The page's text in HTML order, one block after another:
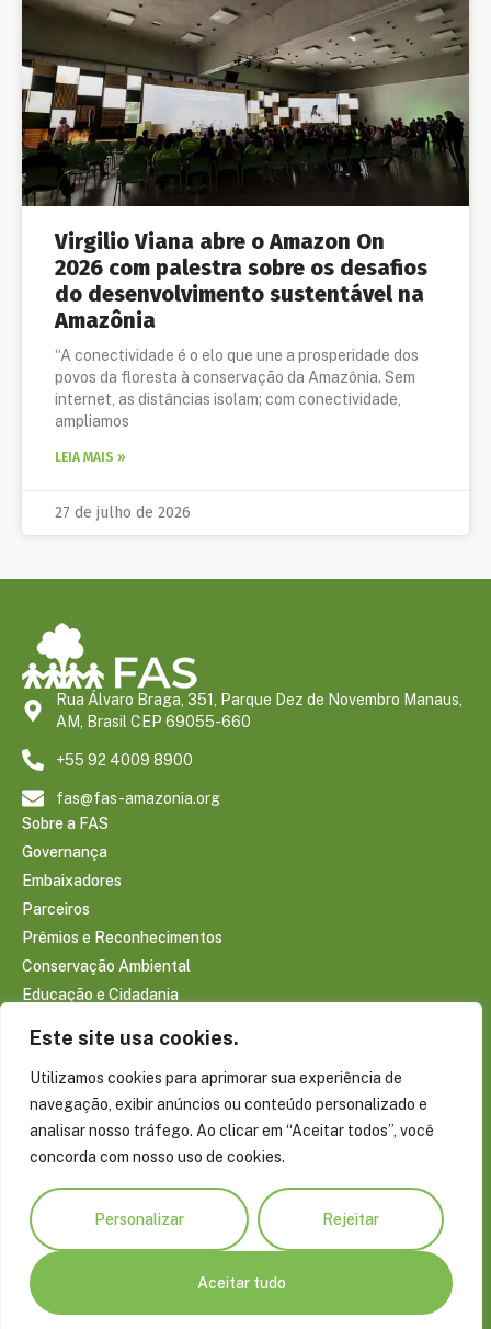
Este site usa cookies.
Utilizamos cookies para aprimorar sua experiência de
navegação, exibir anúncios ou conteúdo personalizado e
analisar nosso tráfego. Ao clicar em “Aceitar todos”, você
concorda com nosso uso de cookies.
Personalizar Rejeitar
Aceitar tudo
Virgilio Viana abre o Amazon On
2026 com palestra sobre os desafios
do desenvolvimento sustentável na
Amazônia
“A conectividade é o elo que une a prosperidade dos
povos da floresta à conservação da Amazônia. Sem
internet, as distâncias isolam; com conectividade,
ampliamos
LEIA MAIS »
27 de julho de 2026
Rua Álvaro Braga, 351, Parque Dez de Novembro Manaus,
AM, Brasil CEP 69055-660
+55 92 4009 8900
fas@fas-amazonia.org
Sobre a FAS
Governança
Embaixadores
Parceiros
Prêmios e Reconhecimentos
Conservação Ambiental
Educação e Cidadania
Sociobioeconomia Amazônica
CONTEÚDOS
Notícias
Reportagens
Publicações
Conecte-se com a Amazônia
Blog do Virgílio Viana
Projetos Especiais